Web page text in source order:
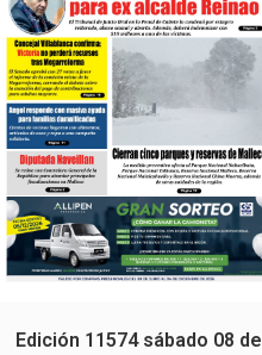
Edición 11574 sábado 08 de